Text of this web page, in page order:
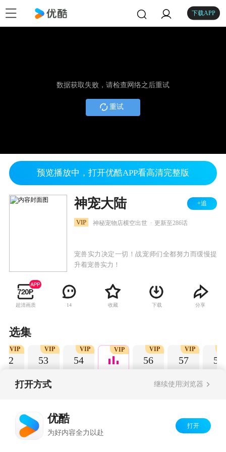
下载APP
数据获取失败，请检查网络之后重试
重试
预览播放中，打开优酷APP看高清完整版
神宠大陆 +追
VIP 神秘宠物店横空出世 更新至286话
宠兽实力决定一切！战宠师们全都努力而缓慢提
升着宠兽实力！
超清画质 14 收藏 下载 分享
选集
52
VIP
53
VIP
54
VIP VIP
56
VIP
57
VIP
58
打开方式 继续使用浏览器
优酷
为好内容全力以赴
打开